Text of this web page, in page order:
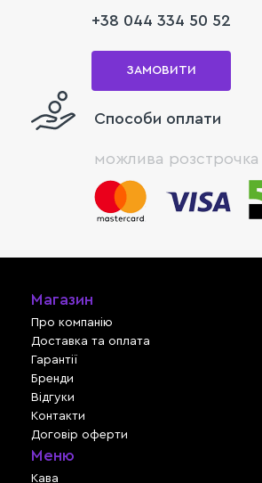
+38 044 334 50 52
ЗАМОВИТИ
Способи оплати
можлива розстрочка
Магазин
Про компанію
Доставка та оплата
Гарантії
Бренди
Відгуки
Контакти
Договір оферти
Меню
Кава